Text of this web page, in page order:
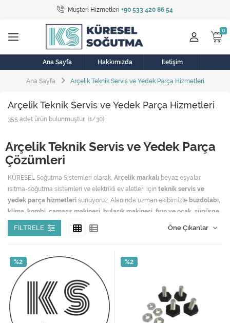
Müşteri Hizmetleri +90 533 420 86 54
Tüm Kategoriler
Bulaşık Makinesi
Buzdolabı
Çamaşır Kurutma Makinesi
Çamaşır Makinesi
Elektrikli Aksamlar
Elektrikli Süpürge
Klima
Kombi
Kondansatör
Ana Sayfa Hakkımızda İletişim
Ana Sayfa Arçelik Teknik Servis ve Yedek Parça Hizmetleri
Arçelik Teknik Servis ve Yedek Parça Hizmetleri
355 adet ürün bulunmuştur. (1/30)
Arçelik Teknik Servis ve Yedek Parça
Çözümleri
KÜRESEL Soğutma Sistemleri olarak, Arçelik markalı beyaz eşyalar,
ısıtma-soğutma sistemleri ve elektrikli ev aletleri için teknik servis ve
yedek parça hizmetleri sunuyoruz. Alanında uzman ekibimizle buzdolabı,
klima, kombi, çamaşır makinesi, bulaşık makinesi, fırın ve ocak, süpürge,
ütü, doğalgaz sobası, aspiratör
garantili bakım, onarım
ve orijinal yedek parça teminisağlıyoruz.
Neden KÜRESEL Soğutma Sistemleri?
Hizmet Verdiğimiz Arçelik Ürünleri
Arçelik marka cihazlarınızın tamiri, bakımı ve yedek parça ihtiyacı
KÜRESEL Soğutma Sistemleri
ile iletişime geçin.
FILTRELE
%2 %2